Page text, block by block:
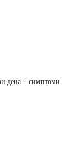
деца - симптоми